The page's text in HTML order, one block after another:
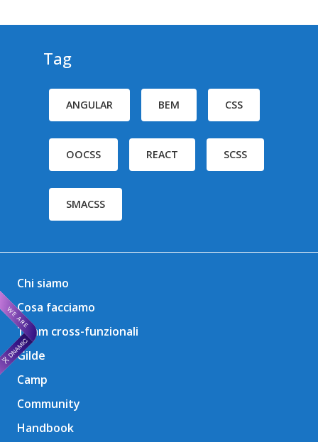
Tag
ANGULAR BEM CSS
OOCSS REACT SCSS
SMACSS
Chi siamo
Cosa facciamo
Team cross-funzionali
Gilde
Camp
Community
Handbook